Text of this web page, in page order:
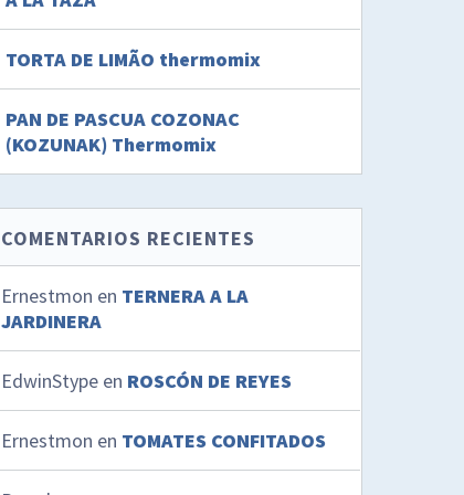
TORTA DE LIMÃO thermomix
PAN DE PASCUA COZONAC
(KOZUNAK) Thermomix
COMENTARIOS RECIENTES
Ernestmon en TERNERA A LA
JARDINERA
EdwinStype en ROSCÓN DE REYES
Ernestmon en TOMATES CONFITADOS